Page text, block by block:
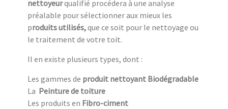
nettoyeurqualifié procédera à une analyse
préalable pour sélectionner aux mieux les
produits utilisés,que ce soit pour le nettoyage ou
le traitement de votre toit.
Il en existe plusieurs types, dont :
Les gammes de produit nettoyant Biodégradable
La Peinture de toiture
Les produits en Fibro-ciment